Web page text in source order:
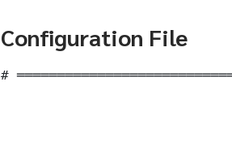
Configuration File
#